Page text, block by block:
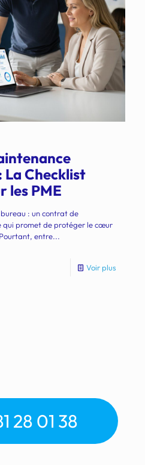
Checklist
les PME
: un contrat de
qui promet de protéger le cœur
entre...
Voir plus
28 01 38